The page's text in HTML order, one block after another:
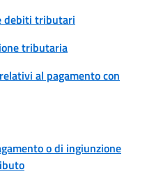
debiti tributari
tributaria
al pagamento con
o di ingiunzione